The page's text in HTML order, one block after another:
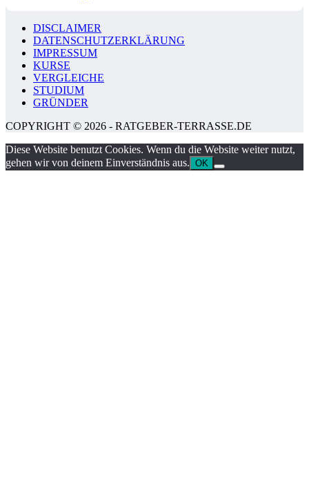
DISCLAIMER
DATENSCHUTZERKLÄRUNG
IMPRESSUM
KURSE
VERGLEICHE
STUDIUM
GRÜNDER
COPYRIGHT © 2026 - RATGEBER-TERRASSE.DE
Diese Website benutzt Cookies. Wenn du die Website weiter nutzt,
gehen wir von deinem Einverständnis aus. OK